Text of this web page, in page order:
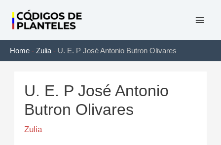
contenido
Home - Zulia - U. E. P José Antonio Butron Olivares
U. E. P José Antonio
Butron Olivares
Zulia